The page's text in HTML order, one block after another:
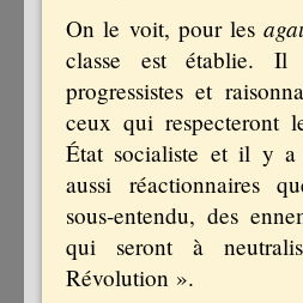
On le voit, pour les
classe est établie.
progressistes et
ceux qui respecteront
État socialiste et il y a
aussi réactionnaires
sous-entendu, des
qui seront à
Révolution ».